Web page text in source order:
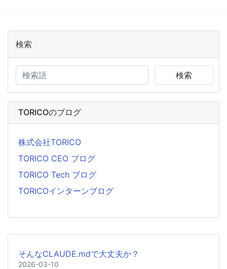
検索
検索
TORICOのブログ
株式会社TORICO
TORICO CEO ブログ
TORICO Tech ブログ
TORICOインターンブログ
そんなCLAUDE.mdで大丈夫か？
2026-03-10